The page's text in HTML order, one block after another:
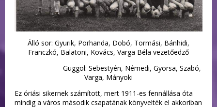
Álló sor: Gyurik, Porhanda, Dobó, Tormási, Bánhidi,
Franczkó, Balatoni, Kovács, Varga Béla vezetőedző
Guggol: Sebestyén, Némedi, Gyorsa, Szabó,
Varga, Mányoki
Ez óriási sikernek számított, mert 1911-es fennállása óta
mindig a város második csapatának könyvelték el akkoriban